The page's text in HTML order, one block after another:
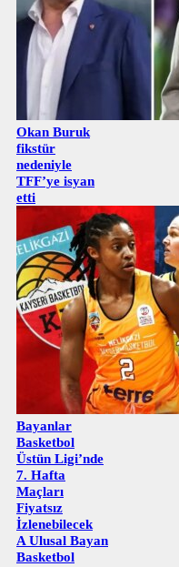
Okan Buruk
fikstür
nedeniyle
TFF’ye isyan
etti
Bayanlar
Basketbol
Üstün Ligi’nde
7. Hafta
Maçları
Fiyatsız
İzlenebilecek
A Ulusal Bayan
Basketbol